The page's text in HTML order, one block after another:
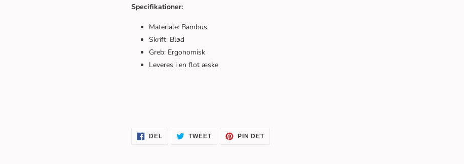
Specifikationer:
Materiale: Bambus
Skrift: Blød
Greb: Ergonomisk
Leveres i en flot æske
DEL TWEETTWEET
PIN DETPIN